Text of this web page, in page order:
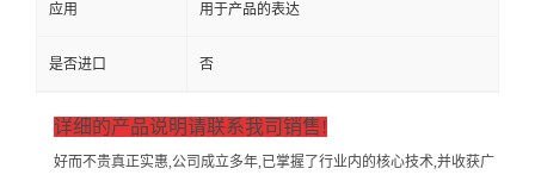
应用 用于产品的表达
是否进口 否
详细的产品说明请联系我司销售!
好而不贵真正实惠,公司成立多年,已掌握了行业内的核心技术,并收获广